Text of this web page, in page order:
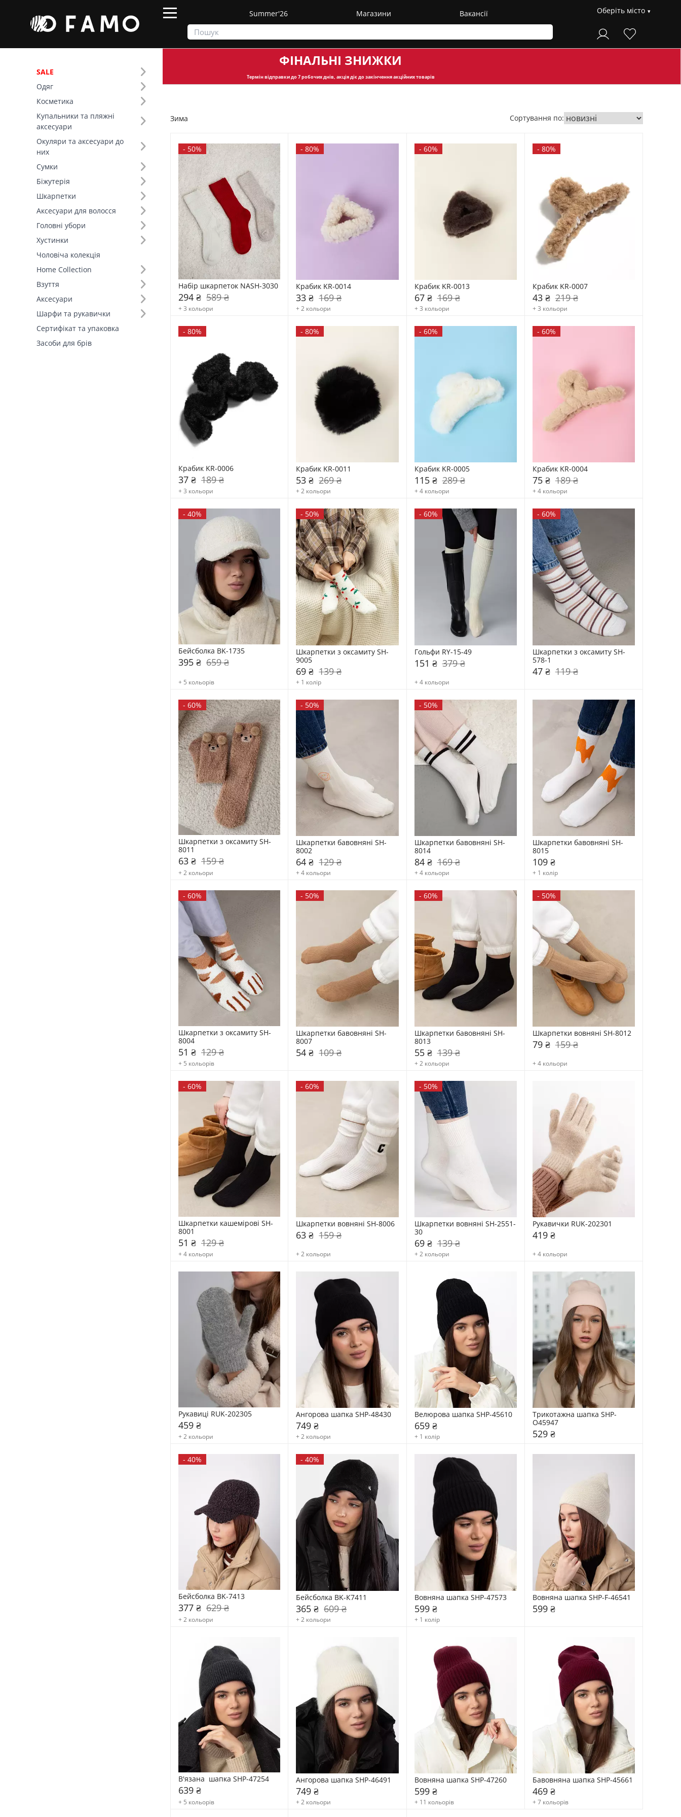
Summer'26 Магазини Вакансії Оберіть місто
SALE
Одяг
Косметика
Купальники та пляжні
аксесуари
Окуляри та аксесуари до
них
Сумки
Біжутерія
Шкарпетки
Аксесуари для волосся
Головні убори
Хустинки
Чоловіча колекція
Home Collection
Взуття
Аксесуари
Шарфи та рукавички
Сертифікат та упаковка
Засоби для брів
ФІНАЛЬНІ ЗНИЖКИ
Термін відправкидо 7 робочих днів, акція діє до закінчення акційних товарів
Фільтр
Ціна
SALE
Сезон (4)
Колір (95)
Склад (42)
Країна виробник (3)
Зима Сортування по:
- 50%
Набір шкарпеток NASH-3030
294 ₴ 589 ₴
+ 3 кольори
-80%
Крабик KR-0014
33 ₴ 169 ₴
+ 2 кольори
- 60%
Крабик KR-0013
67 ₴ 169 ₴
+ 3 кольори
- 80%
Крабик KR-0007
43 ₴ 219 ₴
+ 3 кольори
- 80%
Крабик KR-0006
37 ₴ 189 ₴
+ 3 кольори
-80%
Крабик KR-0011
53 ₴ 269 ₴
+ 2 кольори
- 60%
Крабик KR-0005
115 ₴ 289 ₴
+ 4 кольори
- 60%
Крабик KR-0004
75 ₴ 189 ₴
+ 4 кольори
- 40%
Бейсболка BK-1735
395 ₴ 659 ₴
+ 5 кольорів
- 50%
Шкарпетки з оксамиту SH-
9005
69 ₴ 139 ₴
+ 1 колір
- 60%
Гольфи RY-15-49
151 ₴ 379 ₴
+ 4 кольори
- 60%
Шкарпетки з оксамиту SH-
578-1
47 ₴ 119 ₴
- 60%
Шкарпетки з оксамиту SH-
8011
63 ₴ 159 ₴
+ 2 кольори
- 50%
Шкарпетки бавовняні SH-
8002
64 ₴ 129 ₴
+ 4 кольори
- 50%
Шкарпетки бавовняні SH-
8014
84 ₴ 169 ₴
+ 4 кольори
Шкарпетки бавовняні SH-
8015
109 ₴
+ 1 колір
- 60%
Шкарпетки з оксамиту SH-
8004
51 ₴ 129 ₴
+ 5 кольорів
- 50%
Шкарпетки бавовняні SH-
8007
54 ₴ 109 ₴
- 60%
Шкарпетки бавовняні SH-
8013
55 ₴ 139 ₴
+ 2 кольори
- 50%
Шкарпетки вовняні SH-8012
79 ₴ 159 ₴
+ 4 кольори
- 60%
Шкарпетки кашемірові SH-
8001
51 ₴ 129 ₴
+ 4 кольори
-60%
Шкарпетки вовняні SH-8006
63 ₴ 159 ₴
+ 2 кольори
- 50%
Шкарпетки вовняні SH-2551-
30
69 ₴ 139 ₴
+ 2 кольори
Рукавички RUK-202301
419 ₴
+ 4 кольори
Рукавиці RUK-202305
459 ₴
+ 2 кольори
Ангорова шапка SHP-48430
749 ₴
+ 2 кольори
Велюрова шапка SHP-45610
659 ₴
+ 1 колір
Трикотажна шапка SHP-
О45947
529 ₴
- 40%
Бейсболка BK-7413
377 ₴ 629 ₴
+ 2 кольори
-40%
Бейсболка BK-К7411
365 ₴ 609 ₴
+ 2 кольори
Вовняна шапка SHP-47573
599 ₴
+ 1 колір
Вовняна шапка SHP-F-46541
599 ₴
В'язана  шапка SHP-47254
639 ₴
+ 5 кольорів
Ангорова шапка SHP-46491
749 ₴
+ 2 кольори
Вовняна шапка SHP-47260
599 ₴
+ 11 кольорів
Бавовняна шапка SHP-45661
469 ₴
+ 7 кольорів